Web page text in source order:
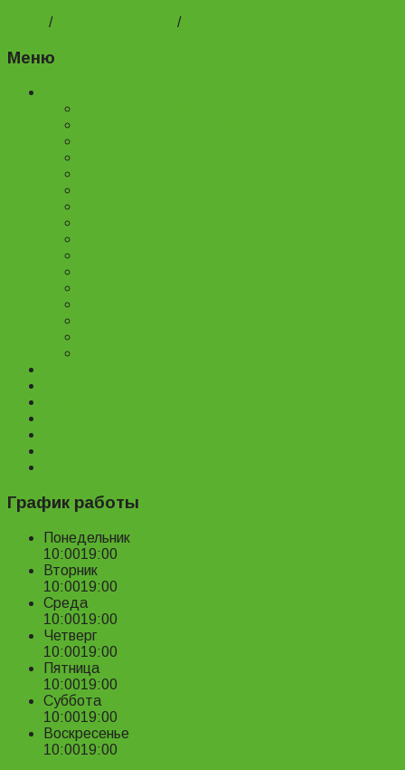
/ /
Меню
График работы
Понедельник
10:0019:00
Вторник
10:0019:00
Среда
10:0019:00
Четверг
10:0019:00
Пятница
10:0019:00
Суббота
10:0019:00
Воскресенье
10:0019:00